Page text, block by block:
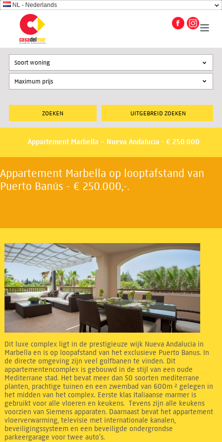
NL - Nederlands
UITGEBREID ZOEKEN
Soort woning
Appartement Marbella – Nueva Andalucia - € 250.000
Appartement Marbella op looptafstand van
Puerto Banús - € 250.000,-.
Dit luxe complex ligt in de prestigieuze wijk Nueva Andalucia in
Marbella en is op loopafstand van het exclusieve Puerto Banus. In
de directe omgeving zijn veel golfbanen te vinden. Dit
appartementencomplex is gebouwd in de stijl van een oude
Mediterrane stad. Het bevat meer dan 50 soorten mediterrane
planten, prachtige tuinen en een zwembad van 600m ² gelegen in
het midden van het complex. Eerste klas Italiaanse marmer is
gebruikt voor alle vloeren en keukens. Tevens zijn alle keukens
voorzien van Siemens apparaten. Daarnaast bevat het appartement
vloerverwarming, televisie met internationale kanalen,
beveiligingssysteem en een beveiligde ondergrondse
parkeergarage voor twee auto’s.